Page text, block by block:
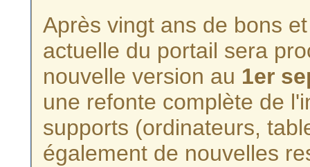
Après vingt ans de bons
actuelle du portail sera
nouvelle version au 1er
une refonte complète de
supports (ordinateurs,
également de nouvelles